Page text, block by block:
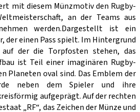
mit diesem Münzmotiv den Rugby-
an der Teams aus
werden.Dargestellt ist ein
der einen Pass spielt. Im Hintergrund
der die Torpfosten stehen, das
ist Teil einer imaginären Rugby-
Planeten oval sind. Das Emblem der
neben dem Spieler und ihre
aufgeprägt. Auf der rechten
„RF“, das Zeichen der Münze und